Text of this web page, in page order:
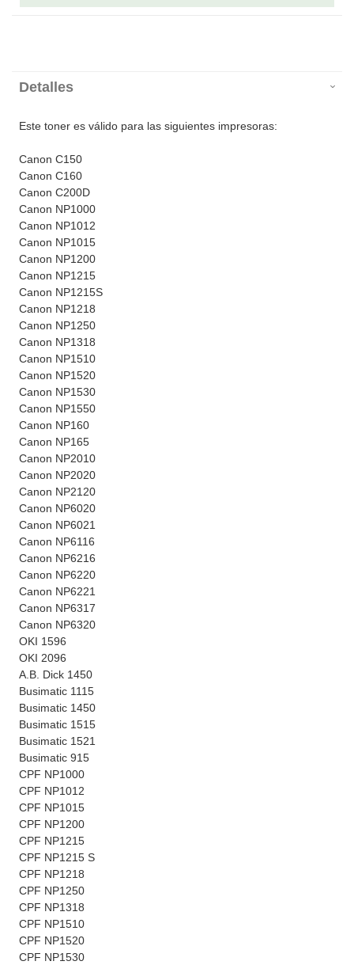
Detalles
Este toner es válido para las siguientes impresoras:
Canon C150
Canon C160
Canon C200D
Canon NP1000
Canon NP1012
Canon NP1015
Canon NP1200
Canon NP1215
Canon NP1215S
Canon NP1218
Canon NP1250
Canon NP1318
Canon NP1510
Canon NP1520
Canon NP1530
Canon NP1550
Canon NP160
Canon NP165
Canon NP2010
Canon NP2020
Canon NP2120
Canon NP6020
Canon NP6021
Canon NP6116
Canon NP6216
Canon NP6220
Canon NP6221
Canon NP6317
Canon NP6320
OKI 1596
OKI 2096
A.B. Dick 1450
Busimatic 1115
Busimatic 1450
Busimatic 1515
Busimatic 1521
Busimatic 915
CPF NP1000
CPF NP1012
CPF NP1015
CPF NP1200
CPF NP1215
CPF NP1215 S
CPF NP1218
CPF NP1250
CPF NP1318
CPF NP1510
CPF NP1520
CPF NP1530